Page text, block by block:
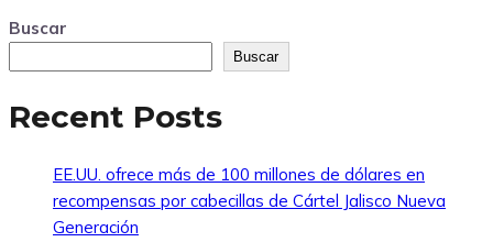
Buscar
Buscar
Recent Posts
EE.UU. ofrece más de 100 millones de dólares en
recompensas por cabecillas de Cártel Jalisco Nueva
Generación